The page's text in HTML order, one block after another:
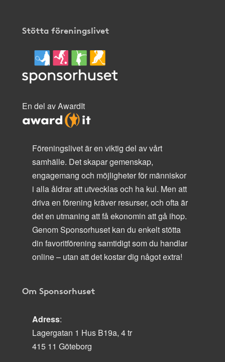
Stötta föreningslivet
En del av AwardIt
Föreningslivet är en viktig del av vårt
samhälle. Det skapar gemenskap,
engagemang och möjligheter för människor
i alla åldrar att utvecklas och ha kul. Men att
driva en förening kräver resurser, och ofta är
det en utmaning att få ekonomin att gå ihop.
Genom Sponsorhuset kan du enkelt stötta
din favoritförening samtidigt som du handlar
online – utan att det kostar dig något extra!
Om Sponsorhuset
Adress:
Lagergatan 1 Hus B19a, 4 tr
415 11 Göteborg